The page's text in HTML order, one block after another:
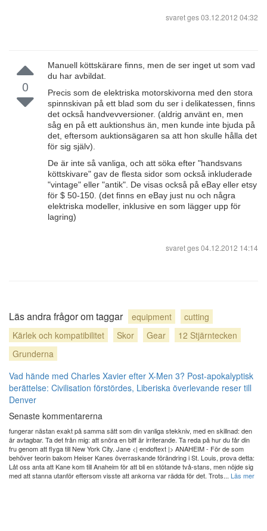
svaret ges03.12.2012 04:32
0
Manuell köttskärare finns, men de ser inget ut som vad
du har avbildat.
Precis som de elektriska motorskivorna med den stora
spinnskivan på ett blad som du ser i delikatessen, finns
det också handvevversioner. (aldrig använt en, men
såg en på ett auktionshus än, men kunde inte bjuda på
det, eftersom auktionsägaren sa att hon skulle hålla det
för sig själv).
De är inte så vanliga, och att söka efter "handsvans
köttskivare" gav de flesta sidor som också inkluderade
"vintage" eller "antik". De visas också på eBay eller etsy
för $ 50-150. (det finns en eBay just nu och några
elektriska modeller, inklusive en som lägger upp för
lagring)
svaret ges04.12.2012 14:14
Läs andra frågor om taggar equipment
cutting
Kärlek och kompatibilitet
Skor Gear
12 Stjärntecken
Grunderna
Vad hände med Charles Xavier efter X-Men 3? Post-apokalyptisk
berättelse: Civilisation förstördes, Liberiska överlevande reser till
Denver
Senaste kommentarerna
fungerar nästan exakt på samma sätt som din vanliga stekkniv, med en skillnad: den
är avtagbar. Ta det från mig: att snöra en biff är irriterande. Ta reda på hur du får din
fru genom att flyga till New York City. Jane <| endoftext |> ANAHEIM - För de som
behöver teorin bakom Heiser Kanes överraskande förändring i St. Louis, prova detta:
Låt oss anta att Kane kom till Anaheim för att bli en stötande två-stans, men nöjde sig
med att stanna utanför eftersom visste att ankorna var rädda för det. Trots... Läs mer